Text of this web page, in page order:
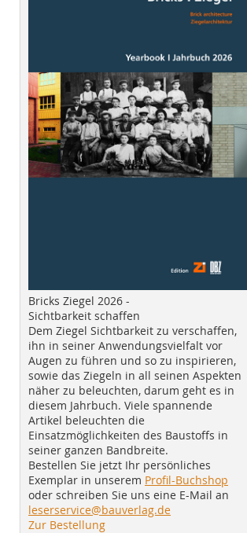
Bricks Ziegel 2026 -
Sichtbarkeit schaffen
Dem Ziegel Sichtbarkeit zu verschaffen,
ihn in seiner Anwendungsvielfalt vor
Augen zu führen und so zu inspirieren,
sowie das Ziegeln in all seinen Aspekten
näher zu beleuchten, darum geht es in
diesem Jahrbuch. Viele spannende
Artikel beleuchten die
Einsatzmöglichkeiten des Baustoffs in
seiner ganzen Bandbreite.
Bestellen Sie jetzt Ihr persönliches
Exemplar in unserem Profil-Buchshop
oder schreiben Sie uns eine E-Mail an
leserservice@bauverlag.de
Zur Bestellung